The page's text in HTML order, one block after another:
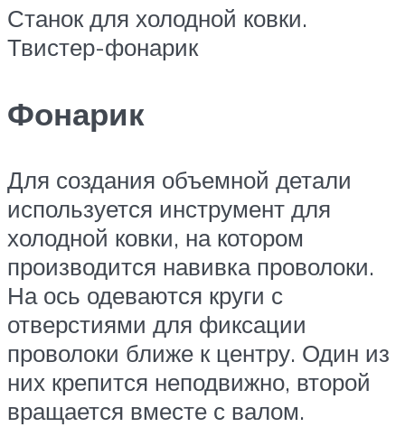
Станок для холодной ковки.
Твистер-фонарик
Фонарик
Для создания объемной детали
используется инструмент для
холодной ковки, на котором
производится навивка проволоки.
На ось одеваются круги с
отверстиями для фиксации
проволоки ближе к центру. Один из
них крепится неподвижно, второй
вращается вместе с валом.